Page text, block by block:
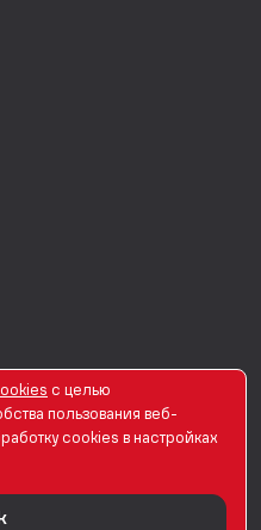
с целью
пользования веб-
сookies в настройках